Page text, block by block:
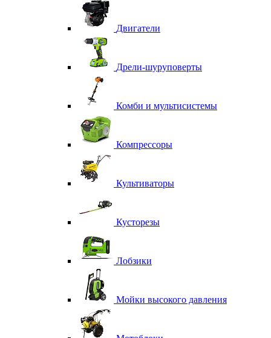
Двигатели
Дрели-шуруповерты
Комби и мультисистемы
Компрессоры
Культиваторы
Кусторезы
Лобзики
Мойки высокого давления